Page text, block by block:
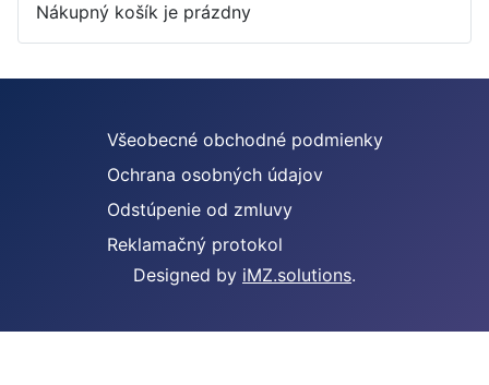
Nákupný košík je prázdny
Všeobecné obchodné podmienky
Ochrana osobných údajov
Odstúpenie od zmluvy
Reklamačný protokol
Designed by iMZ.solutions.